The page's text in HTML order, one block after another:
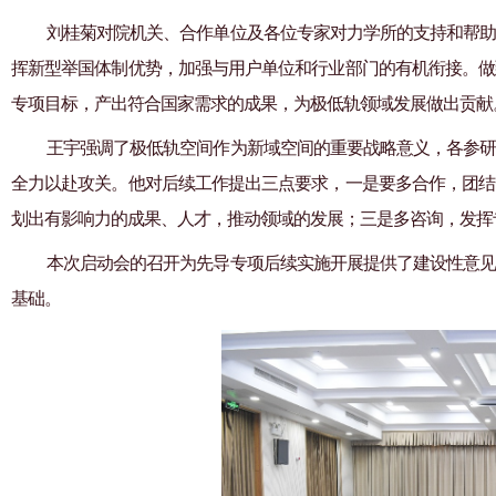
刘桂菊对院机关、合作单位及各位专家对力学所的支持和帮
挥新型举国体制优势，加强与用户单位和行业部门的有机衔接。
专项目标，产出符合国家需求的成果，为极低轨领域发展做出贡献
王宇强调了极低轨空间作为新域空间的重要战略意义，各参
全力以赴攻关。他对后续工作提出三点要求，一是要多合作，团
划出有影响力的成果、人才，推动领域的发展；三是多咨询，发
本次启动会的召开为先导专项后续实施开展提供了建设性意
基础。